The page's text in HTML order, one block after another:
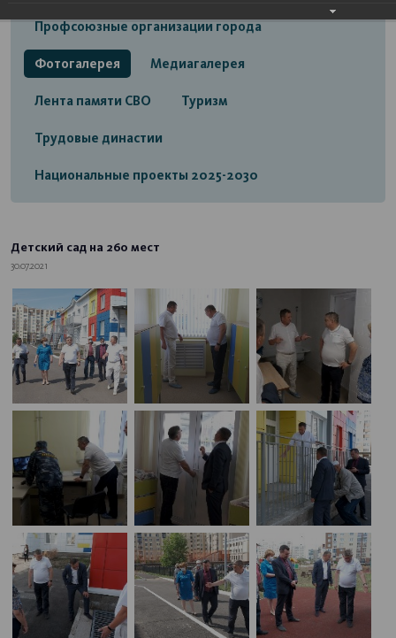
Профсоюзные организации города
Фотогалерея Медиагалерея
Лента памяти СВО Туризм
Трудовые династии
Национальные проекты 2025-2030
Детский сад на 260 мест
30.07.2021